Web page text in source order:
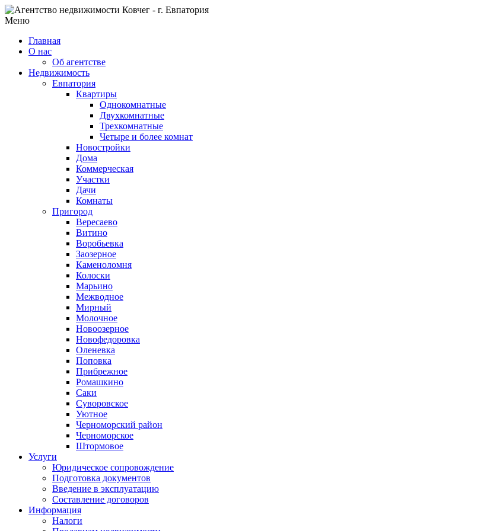
Меню
Главная
О нас
Об агентстве
Недвижимость
Евпатория
Квартиры
Однокомнатные
Двухкомнатные
Трехкомнатные
Четыре и более комнат
Новостройки
Дома
Коммерческая
Участки
Дачи
Комнаты
Пригород
Вересаево
Витино
Воробьевка
Заозерное
Каменоломня
Колоски
Марьино
Межводное
Мирный
Молочное
Новоозерное
Новофедоровка
Оленевка
Поповка
Прибрежное
Ромашкино
Саки
Суворовское
Уютное
Черноморский район
Черноморское
Штормовое
Услуги
Юридическое сопровождение
Подготовка документов
Введение в эксплуатацию
Составление договоров
Информация
Налоги